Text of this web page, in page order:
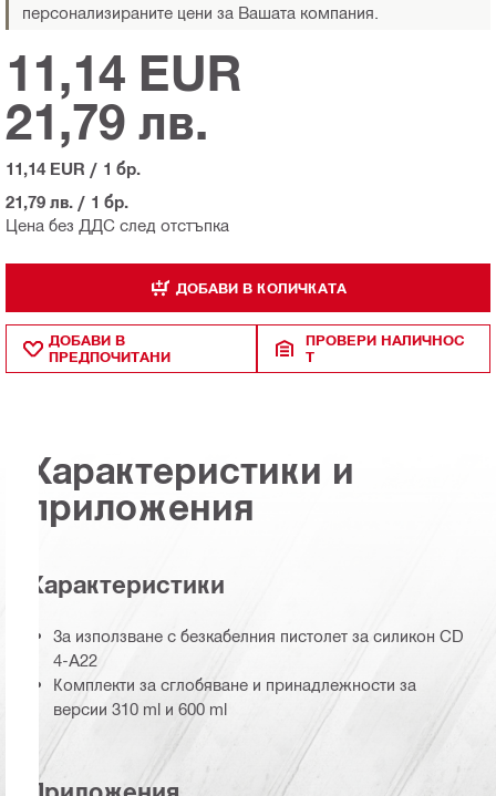
персонализираните цени за Вашата компания.
Цена без ДДС след отстъпка
11,14 EUR
21,79 лв.
11,14 EUR / 1 бр.
21,79 лв. / 1 бр.
ДОБАВИ В КОЛИЧКАТА
ДОБАВИ В
ПРЕДПОЧИТАНИ
ПРОВЕРИ НАЛИЧНОС
Т
Характеристики и
приложения
Характеристики
За използване с безкабелния пистолет за силикон CD
4-А22
Комплекти за сглобяване и принадлежности за
версии 310 ml и 600 ml